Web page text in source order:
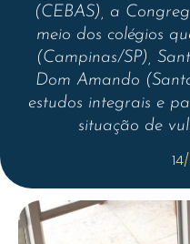
(CEBAS), a
meio dos colégios
(Campinas/SP),
Dom Amando
estudos integrais e
situação de